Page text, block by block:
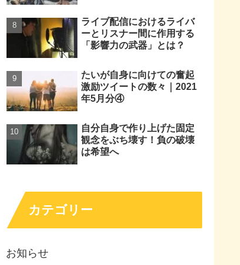
ライブ配信におけるライバ
ーとリスナー間に作用する
「影響力の武器」とは？
たいが自身に向けての奮起
激励ツイートの数々｜2021
年5月分④
自分自身で作り上げた固定
観念をぶち壊す！負の破壊
は希望へ
カテゴリー
お知らせ